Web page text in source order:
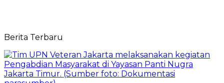
Berita Terbaru